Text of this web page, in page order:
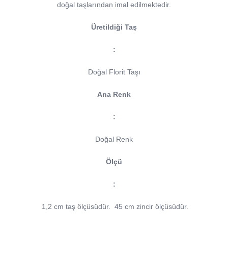
doğal taşlarından imal edilmektedir.
Üretildiği Taş
:
Doğal Florit Taşı
Ana Renk
:
Doğal Renk
Ölçü
:
1,2 cm taş ölçüsüdür. 45 cm zincir ölçüsüdür.